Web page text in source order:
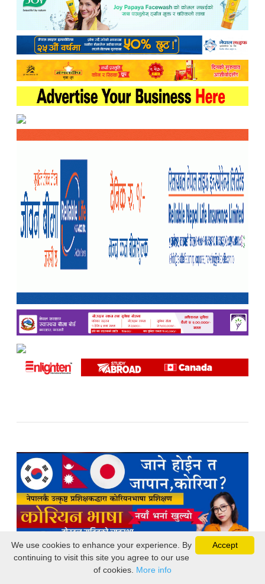
Accept
We use cookies to enhance your experience. By
continuing to visit this site you agree to our use
of cookies. More info